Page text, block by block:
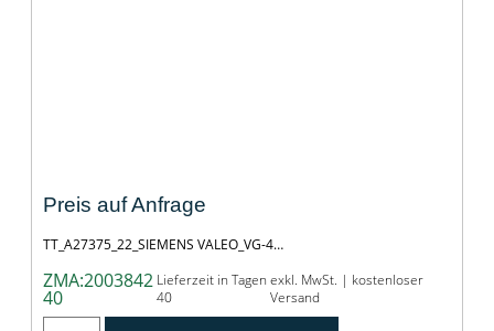
Preis auf Anfrage
TT_A27375_22_SIEMENS VALEO_VG-4…
ZMA:2003842
40
Lieferzeit in Tagen
40
exkl. MwSt. | kostenloser
Versand